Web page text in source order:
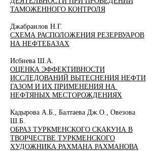
ТАМОЖЕННОГО КОНТРОЛЯ
Джабраилов Н.Г.
СХЕМА РАСПОЛОЖЕНИЯ РЕЗЕРВУАРОВ
НА НЕФТЕБАЗАХ
Исбиева Ш.А.
ОЦЕНКА ЭФФЕКТИВНОСТИ
ИССЛЕДОВАНИЙ ВЫТЕСНЕНИЯ НЕФТИ
ГАЗОМ И ИХ ПРИМЕНЕНИЯ НА
НЕФТЯНЫХ МЕСТОРОЖДЕНИЯХ
Кадырова А.Б., Балтаева Дж.О., Овезова
Ш.Б.
ОБРАЗ ТУРКМЕНСКОГО СКАКУНА В
ТВОРЧЕСТВЕ ТУРКМЕНСКОГО
ХУДОЖНИКА РАХМАНА РАХМАНОВА